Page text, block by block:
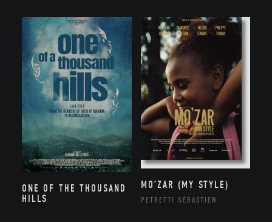
ONE OF THE THOUSAND
HILLS
MO’ZAR (MY STYLE)
PETRETTI SÉBASTIEN